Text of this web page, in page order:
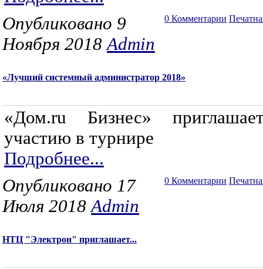
0 Комментарии
Опубликовано 9
Ноября 2018Admin
«Лучший системный администратор 2018»
«Дом.ru Бизнес»
участию в турнире
Подробнее...
0 Комментарии
Опубликовано 17
Июля 2018Admin
НТЦ "Электрон" приглашает...